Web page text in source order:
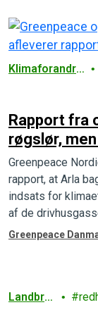
Klimaforandrin
Rapport fra
røgslør,
Greenpeace
rapport, at Arla
indsats for
af de
mål for metangas.
Greenpeace
Landbru